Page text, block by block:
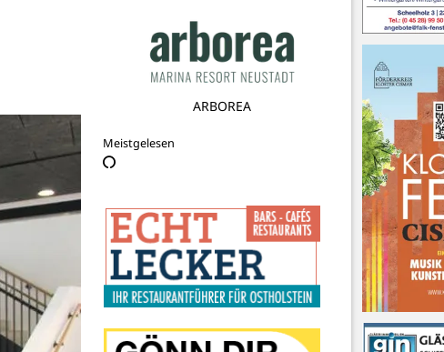
Förderkreis Kloster Cismar e.V.
Meistgelesen